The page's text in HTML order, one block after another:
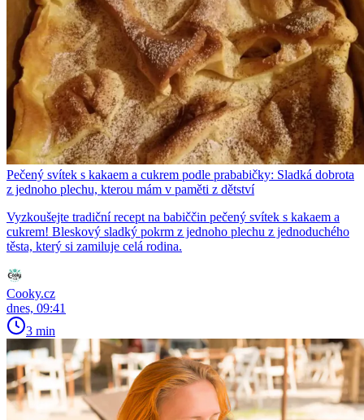
Pečený svítek s kakaem a cukrem podle prababičky: Sladká dobrota
z jednoho plechu, kterou mám v paměti z dětství
Vyzkoušejte tradiční recept na babiččin pečený svítek s kakaem a
cukrem! Bleskový sladký pokrm z jednoho plechu z jednoduchého
těsta, který si zamiluje celá rodina.
Cooky.cz
dnes, 09:41
3 min